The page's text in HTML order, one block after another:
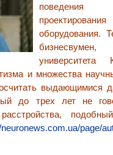
оборудования.
университета
и множества
выдающимися
до трех лет не
neuronews.com.ua/page/